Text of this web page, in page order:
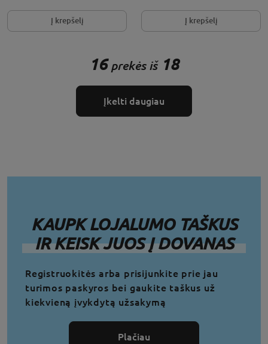
Į krepšelį Į krepšelį
16 prekės iš18
Įkelti daugiau
KAUPK LOJALUMO TAŠKUS
IR KEISK JUOS Į DOVANAS
Registruokitės arba prisijunkite prie jau
turimos paskyros bei gaukite taškus už
kiekvieną įvykdytą užsakymą
Plačiau